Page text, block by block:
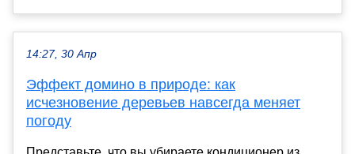
14:27, 30 Апр
Эффект домино в природе: как
исчезновение деревьев навсегда меняет
погоду